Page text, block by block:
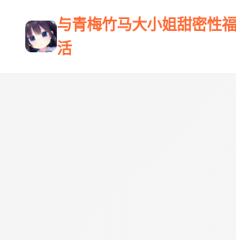
与青梅竹马大小姐甜密性
活